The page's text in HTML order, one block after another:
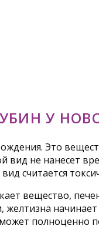
У
Это
не нанесет
считается
вещество,
полноценно